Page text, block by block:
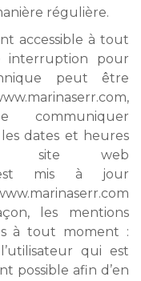
régulière.
accessible à tout
interruption pour
peut être
communiquer
dates et heures
site web
est mis à jour
les mentions
à tout moment :
qui est
possible afin d’en